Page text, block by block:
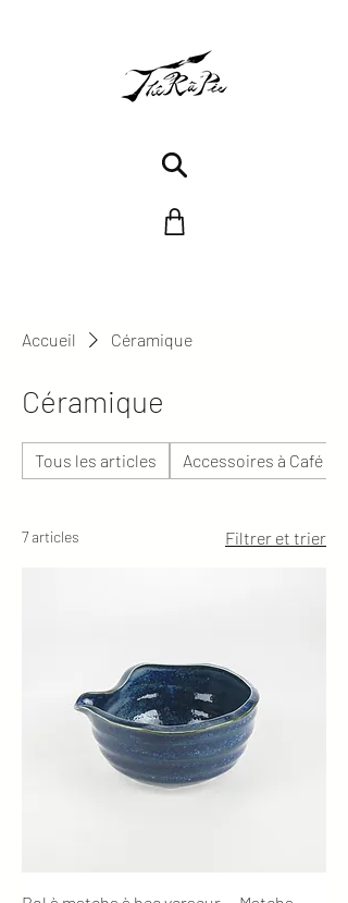
Accueil Céramique
Céramique
Tous les articles Accessoires à Café
7 articles Filtrer et trier